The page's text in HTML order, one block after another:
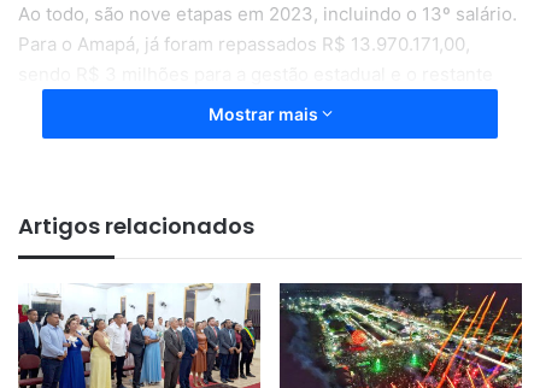
Ao todo, são nove etapas em 2023, incluindo o 13º salário.
Para o Amapá, já foram repassados R$ 13.970.171,00,
para 15 municípios. O repasse de recursos da União para o
pagamento do piso nacional de enfermagem em todo o
Mostrar mais
Artigos relacionados